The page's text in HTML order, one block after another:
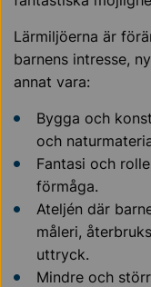
Lärmiljöerna är
barnens intresse,
annat vara:
Bygga och
och
Fantasi och
förmåga.
Ateljén där
måleri,
uttryck.
Mindre och